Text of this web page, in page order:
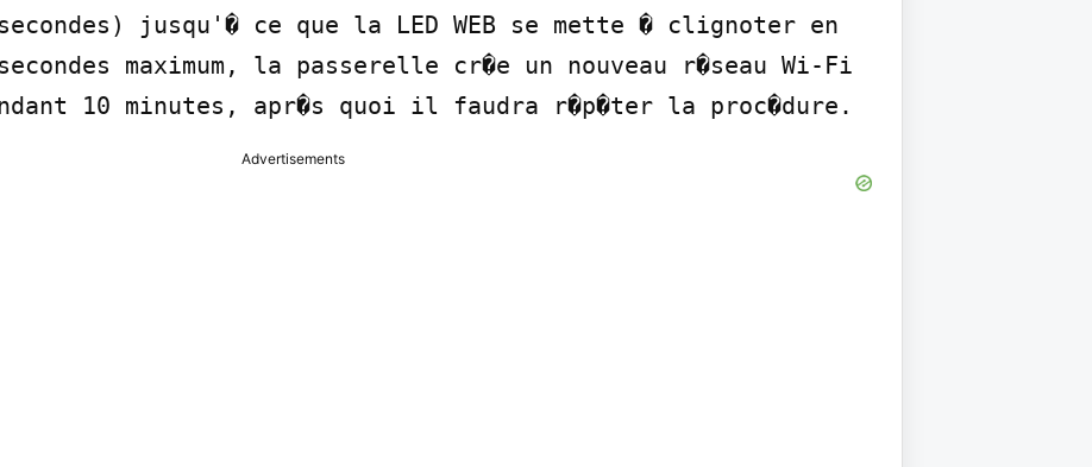
jusqu'� ce que la LED WEB se mette � clignoter en
maximum, la passerelle cr�e un nouveau r�seau Wi-Fi
10 minutes, apr�s quoi il faudra r�p�ter la proc�dure.
Advertisements